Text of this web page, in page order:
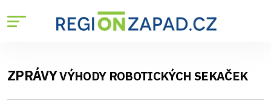
ZPRÁVYVÝHODY ROBOTICKÝCH SEKAČEK